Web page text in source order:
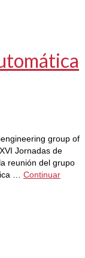
group of
Jornadas de
reunión del grupo
… Continuar